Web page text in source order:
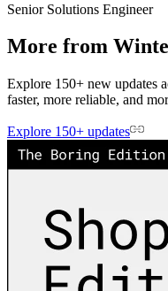
Senior Solutions Engineer
More from
Explore 150+ new updates
faster, more reliable, and
Explore 150+ updates